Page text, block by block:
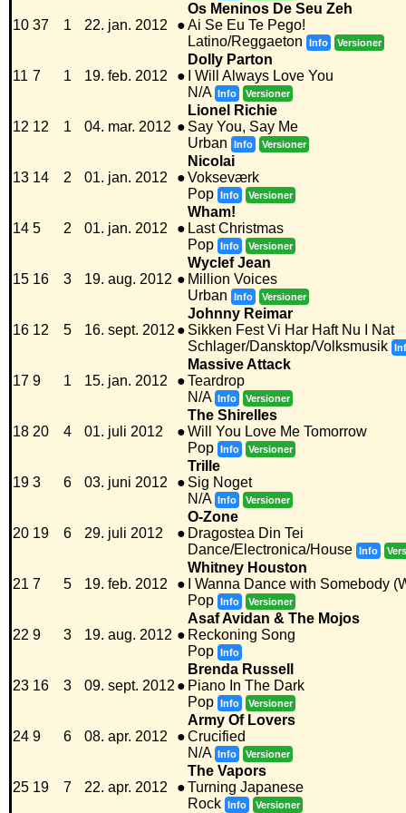
10 37 1 22. jan. 2012 ●
Os Meninos De Seu Zeh
Ai Se Eu Te Pego!
Latino/Reggaeton
Info Versioner
11 7 1 19. feb. 2012 ●
Dolly Parton
I Will Always Love You
N/A Info Versioner
12 12 1 04. mar. 2012 ●
Lionel Richie
Say You, Say Me
Urban
Info Versioner
13 14 2 01. jan. 2012 ●
Nicolai
Vokseværk
Pop Info Versioner
14 5 2 01. jan. 2012 ●
Wham!
Last Christmas
Pop Info Versioner
15 16 3 19. aug. 2012 ●
Wyclef Jean
Million Voices
Urban
Info Versioner
16 12 5 16. sept. 2012 ●
Johnny Reimar
Sikken Fest Vi Har Haft Nu I Nat
Schlager/Dansktop/Volksmusik
17 9 1 15. jan. 2012 ●
Massive Attack
Teardrop
N/A Info Versioner
18 20 4 01. juli 2012 ●
The Shirelles
Will You Love Me Tomorrow
Pop Info Versioner
19 3 6 03. juni 2012 ●
Trille
Sig Noget
N/A Info Versioner
20 19 6 29. juli 2012 ●
O-Zone
Dragostea Din Tei
Dance/Electronica/House Info
21 7 5 19. feb. 2012 ●
Whitney Houston
I Wanna Dance with Somebody
Pop Info Versioner
22 9 3 19. aug. 2012 ●
Asaf Avidan & The Mojos
Reckoning Song
Pop Info
23 16 3 09. sept. 2012 ●
Brenda Russell
Piano In The Dark
Pop Info Versioner
24 9 6 08. apr. 2012 ●
Army Of Lovers
Crucified
N/A Info Versioner
25 19 7 22. apr. 2012 ●
The Vapors
Turning Japanese
Rock Info Versioner